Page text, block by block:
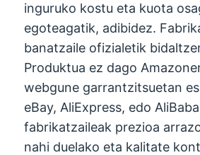
inguruko kostu eta kuota
egoteagatik, adibidez.
banatzaile ofizialetik
Produktua ez dago
webgune garrantzitsuetan
eBay, AliExpress, edo
fabrikatzaileak prezioa
nahi duelako eta kalitate